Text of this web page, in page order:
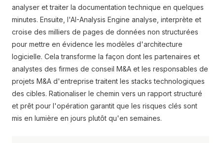
analyser et traiter la documentation technique en quelques
minutes. Ensuite, l'AI-Analysis Engine analyse, interprète et
croise des milliers de pages de données non structurées
pour mettre en évidence les modèles d'architecture
logicielle. Cela transforme la façon dont les partenaires et
analystes des firmes de conseil M&A et les responsables de
projets M&A d'entreprise traitent les stacks technologiques
des cibles. Rationaliser le chemin vers un rapport structuré
et prêt pour l'opération garantit que les risques clés sont
mis en lumière en jours plutôt qu'en semaines.